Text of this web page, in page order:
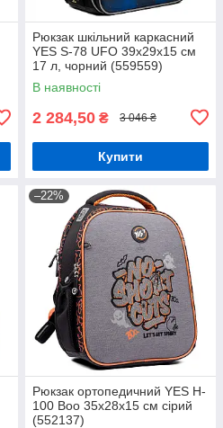
Рюкзак шкільний каркасний
YES S-78 UFO 39х29х15 см
17 л, чорний (559559)
В наявності
2 284,50 ₴ 3 046 ₴
Купити
–22%
Рюкзак ортопедичний YES H-
100 Boo 35х28х15 см сірий
(552137)